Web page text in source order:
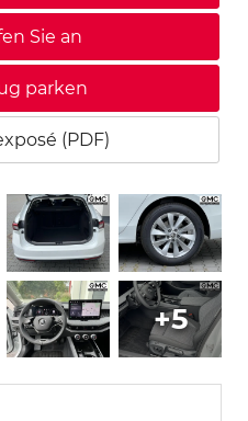
Sie an
parken
(PDF)
+5